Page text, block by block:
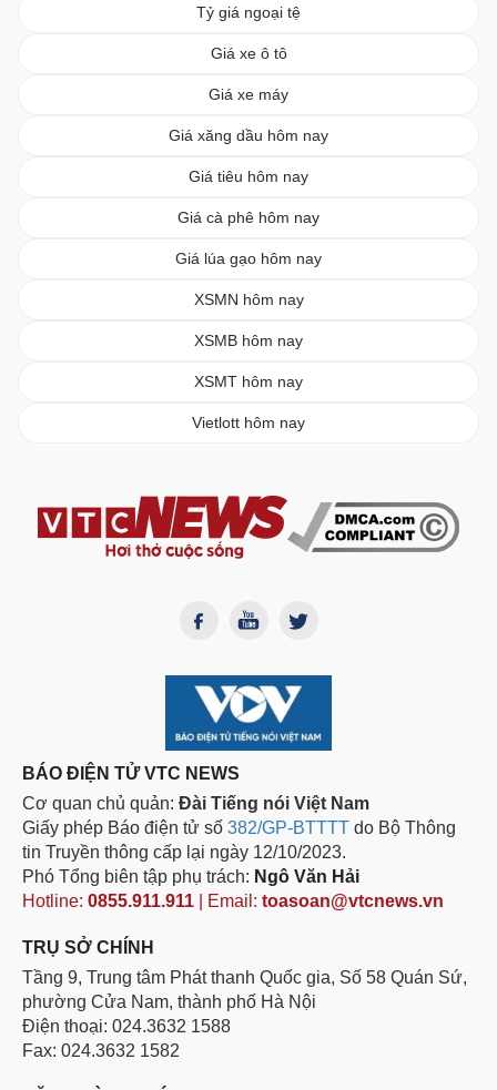
Tỷ giá ngoại tệ
Giá xe ô tô
Giá xe máy
Giá xăng dầu hôm nay
Giá tiêu hôm nay
Giá cà phê hôm nay
Giá lúa gạo hôm nay
XSMN hôm nay
XSMB hôm nay
XSMT hôm nay
Vietlott hôm nay
BÁO ĐIỆN TỬ VTC NEWS
Cơ quan chủ quản: Đài Tiếng nói Việt Nam
Giấy phép Báo điện tử số 382/GP-BTTTT do Bộ Thông
tin Truyền thông cấp lại ngày 12/10/2023.
Phó Tổng biên tập phụ trách: Ngô Văn Hải
Hotline: 0855.911.911 | Email: toasoan@vtcnews.vn
TRỤ SỞ CHÍNH
Tầng 9, Trung tâm Phát thanh Quốc gia, Số 58 Quán Sứ,
phường Cửa Nam, thành phố Hà Nội
Điện thoại: 024.3632 1588
Fax: 024.3632 1582